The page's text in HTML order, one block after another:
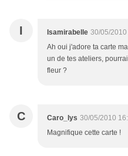
I Isamirabelle 30/05/2010
Ah oui j'adore ta carte
un de tes ateliers,
fleur ?
C Caro_lys 30/05/2010
Magnifique cette carte !